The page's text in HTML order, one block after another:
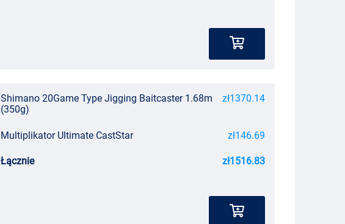
Shimano 20Game Type Jigging Baitcaster 1.68m
(350g)
zł1370.14
Multiplikator Ultimate CastStar zł146.69
Łącznie zł1516.83